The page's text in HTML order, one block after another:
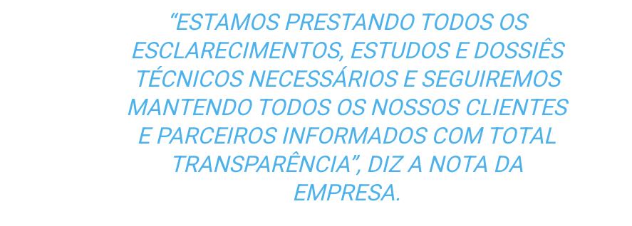
“ESTAMOS PRESTANDO TODOS OS
ESCLARECIMENTOS, ESTUDOS E DOSSIÊS
TÉCNICOS NECESSÁRIOS E SEGUIREMOS
MANTENDO TODOS OS NOSSOS CLIENTES
E PARCEIROS INFORMADOS COM TOTAL
TRANSPARÊNCIA”, DIZ A NOTA DA
EMPRESA.